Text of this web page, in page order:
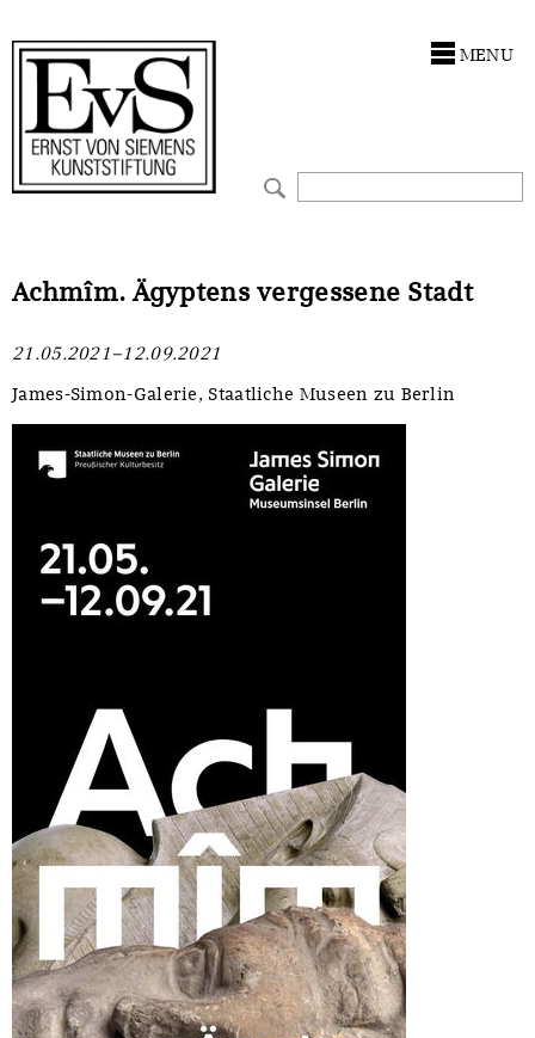
MENU
Achmîm. Ägyptens vergessene Stadt
21.05.2021–12.09.2021
James-Simon-Galerie, Staatliche Museen zu Berlin
Förderphilosophie
Gremien
Stellenangebote
Ankauf
Restaurierungen
UKRAINE-Förderlinie
Zwischenfinanzierung